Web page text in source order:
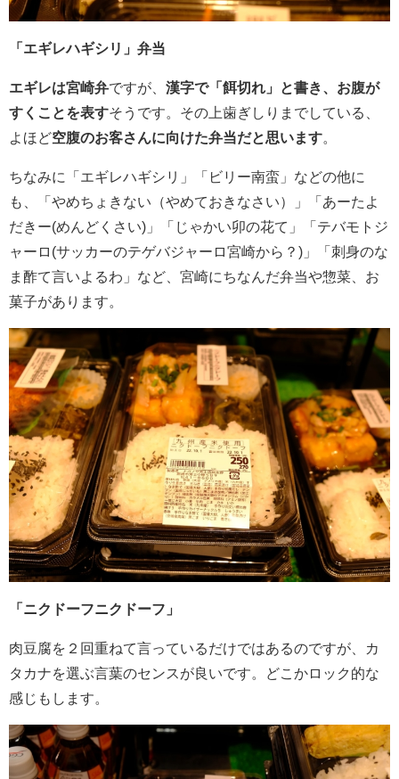
「エギレハギシリ」弁当
エギレは宮崎弁ですが、 漢字で「餌切れ」と書き、お腹が
すくことを表すそうです。その上歯ぎしりまでしている、
よほど空腹のお客さんに向けた弁当だと思います
ちなみに「エギレハギシリ」「ビリー南蛮」などの他に
も、「やめちょきない（やめておきなさい）」「あーたよ
だきー(めんどくさい)」「じゃかい卯の花て」「テバモトジ
ャーロ(サッカーのテゲバジャーロ宮崎から？)」「刺身のな
ま酢て言いよるわ」など、宮崎にちなんだ弁当や惣菜、お
菓子があります。
「ニクドーフニクドーフ」
肉豆腐を２回重ねて言っているだけではあるのですが、カ
タカナを選ぶ言葉のセンスが良いです。どこかロック的な
感じもします。